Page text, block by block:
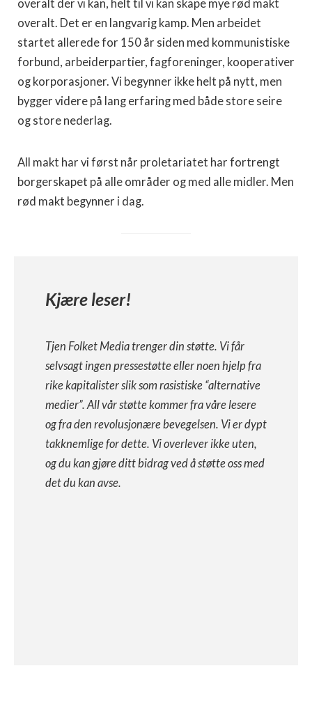
overalt der vi kan, helt til vi kan skape mye rød makt
overalt. Det er en langvarig kamp. Men arbeidet
startet allerede for 150 år siden med kommunistiske
forbund, arbeiderpartier, fagforeninger, kooperativer
og korporasjoner. Vi begynner ikke helt på nytt, men
bygger videre på lang erfaring med både store seire
og store nederlag.
All makt har vi først når proletariatet har fortrengt
borgerskapet på alle områder og med alle midler. Men
rød makt begynner i dag.
Kjære leser!
Tjen Folket Media trenger din støtte. Vi får
selvsagt ingen pressestøtte eller noen hjelp fra
rike kapitalister slik som rasistiske “alternative
medier”. All vår støtte kommer fra våre lesere
og fra den revolusjonære bevegelsen. Vi er dypt
takknemlige for dette. Vi overlever ikke uten,
og du kan gjøre ditt bidrag ved å støtte oss med
det du kan avse.